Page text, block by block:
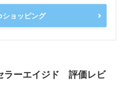
ョッピング
ーエイジド 評価レビ